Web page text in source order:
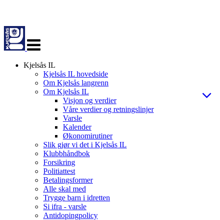
navigasjon
Kjelsås IL
Kjelsås IL hovedside
Om Kjelsås langrenn
Om Kjelsås IL
Visjon og verdier
Våre verdier og retningslinjer
Varsle
Kalender
Økonomirutiner
Slik gjør vi det i Kjelsås IL
Klubbhåndbok
Forsikring
Politiattest
Betalingsformer
Alle skal med
Trygge barn i idretten
Si ifra - varsle
Antidopingpolicy